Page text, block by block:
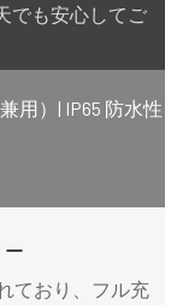
でも安心してご
ー
ており、フル充